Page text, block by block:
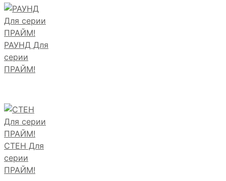
РАУНД Для
серии
ПРАЙМ!
СТЕН Для
серии
ПРАЙМ!